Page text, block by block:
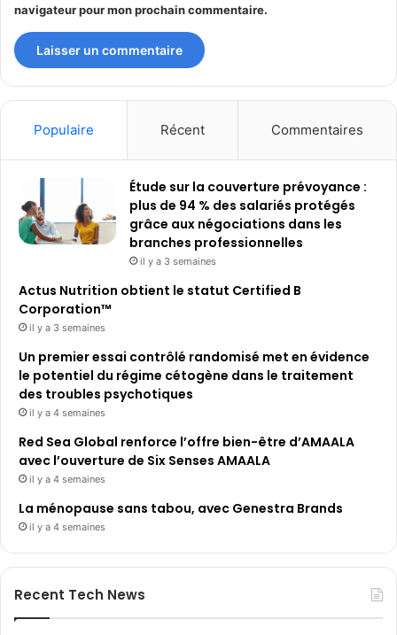
navigateur pour mon prochain commentaire.
Populaire Récent Commentaires
Étude sur la couverture prévoyance :
plus de 94 % des salariés protégés
grâce aux négociations dans les
branches professionnelles
il y a 3 semaines
Actus Nutrition obtient le statut Certified B
Corporation™
il y a 3 semaines
Un premier essai contrôlé randomisé met en évidence
le potentiel du régime cétogène dans le traitement
des troubles psychotiques
il y a 4 semaines
Red Sea Global renforce l’offre bien-être d’AMAALA
avec l’ouverture de Six Senses AMAALA
il y a 4 semaines
La ménopause sans tabou, avec Genestra Brands
il y a 4 semaines
Recent Tech News